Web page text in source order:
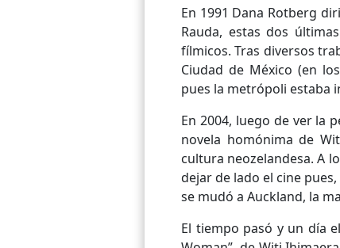
En 1991 Dana Rotberg
Rauda, estas dos
fílmicos. Tras diversos
Ciudad de México (en
pues la metrópoli estaba
En 2004, luego de ver la
novela homónima de
cultura neozelandesa. A
dejar de lado el cine
se mudó a Auckland, la
El tiempo pasó y un día